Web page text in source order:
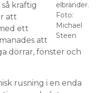
elbränder.
Foto:
Michael
Steen
kraftig
att
ett
att
dörrar, fönster och
rusning i en enda